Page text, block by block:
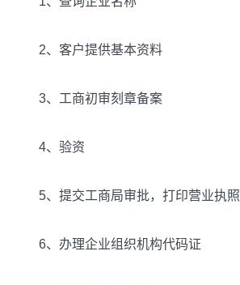
2、客户提供基本资料
3、工商初审刻章备案
4、验资
5、提交工商局审批，打印营业执照
6、办理企业组织机构代码证